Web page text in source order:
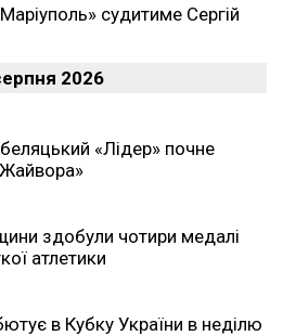
судитиме Сергій
2026
«Лідер» почне
здобули чотири медалі
атлетики
в Кубку України в неділю